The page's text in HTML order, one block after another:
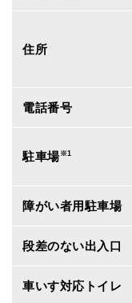
住所
電話番号
駐車場※1
障がい者用駐車場
段差のない出入口
車いす対応トイレ